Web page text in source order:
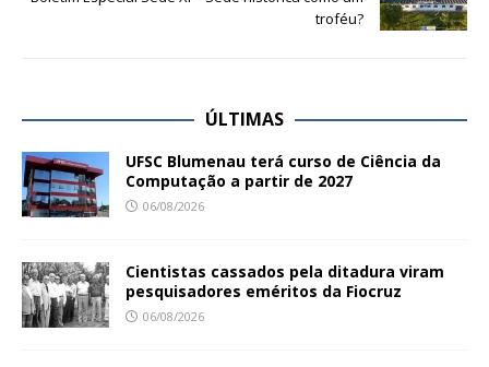
troféu?
ÚLTIMAS
UFSC Blumenau terá curso de Ciência da
Computação a partir de 2027
06/08/2026
Cientistas cassados pela ditadura viram
pesquisadores eméritos da Fiocruz
06/08/2026